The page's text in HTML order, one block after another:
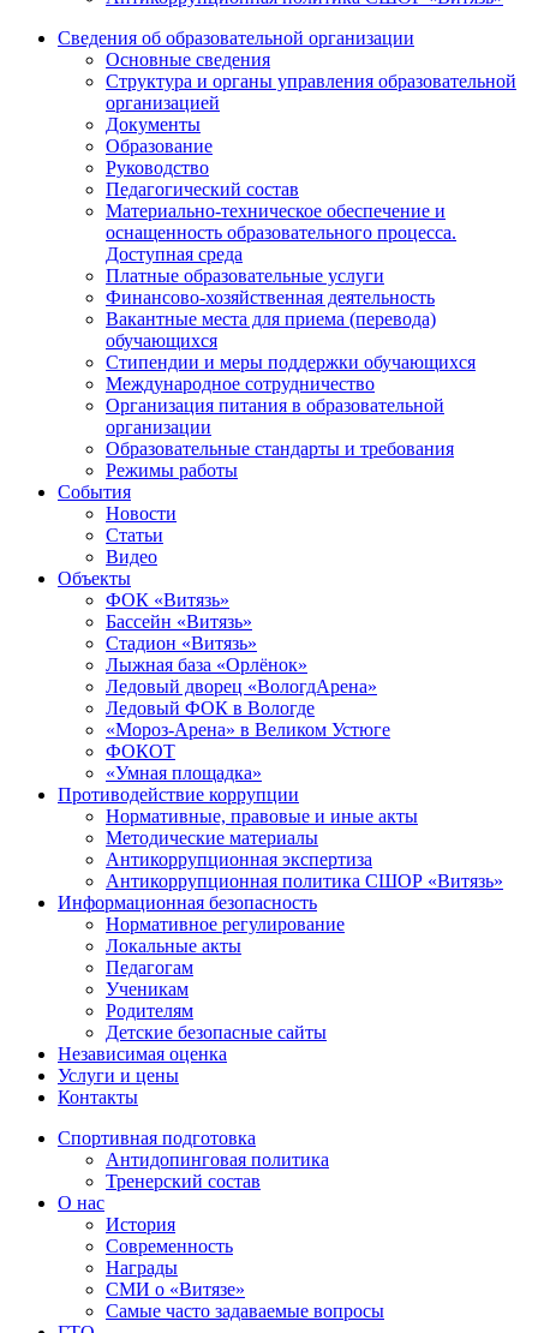
Сведения об образовательной организации
Основные сведения
Структура и органы управления образовательной
организацией
Документы
Образование
Руководство
Педагогический состав
Материально-техническое обеспечение и
оснащенность образовательного процесса.
Доступная среда
Платные образовательные услуги
Финансово-хозяйственная деятельность
Вакантные места для приема (перевода)
обучающихся
Стипендии и меры поддержки обучающихся
Международное сотрудничество
Организация питания в образовательной
организации
Образовательные стандарты и требования
Режимы работы
События
Новости
Статьи
Видео
Объекты
ФОК «Витязь»
Бассейн «Витязь»
Стадион «Витязь»
Лыжная база «Орлёнок»
Ледовый дворец «ВологдАрена»
Ледовый ФОК в Вологде
«Мороз-Арена» в Великом Устюге
ФОКОТ
«Умная площадка»
Противодействие коррупции
Нормативные, правовые и иные акты
Методические материалы
Антикоррупционная экспертиза
Антикоррупционная политика СШОР «Витязь»
Информационная безопасность
Нормативное регулирование
Локальные акты
Педагогам
Ученикам
Родителям
Детские безопасные сайты
Независимая оценка
Услуги и цены
Контакты
Спортивная подготовка
Антидопинговая политика
Тренерский состав
О нас
История
Современность
Награды
СМИ о «Витязе»
Самые часто задаваемые вопросы